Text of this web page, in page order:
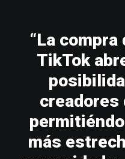
“La compra
TikTok
creadores
más